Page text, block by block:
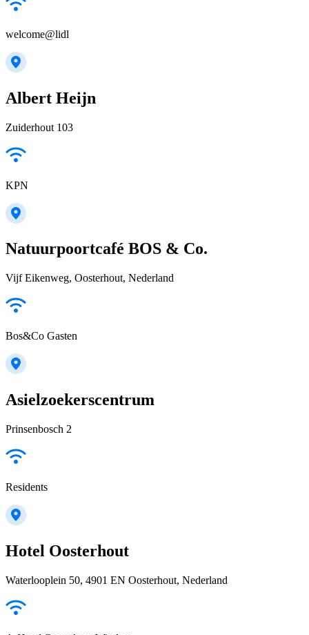
welcome@lidl
Albert Heijn
Zuiderhout 103
KPN
Natuurpoortcafé BOS & Co.
Vijf Eikenweg, Oosterhout, Nederland
Bos&Co Gasten
Asielzoekerscentrum
Prinsenbosch 2
Residents
Hotel Oosterhout
Waterlooplein 50, 4901 EN Oosterhout, Nederland